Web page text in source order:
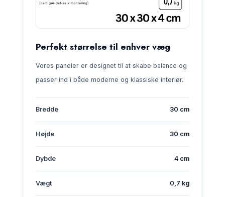
Perfekt størrelse til enhver væg
Vores paneler er designet til at skabe balance og
passer ind i både moderne og klassiske interiør.
Bredde 30 cm
Højde 30 cm
Dybde 4 cm
Vægt 0,7 kg